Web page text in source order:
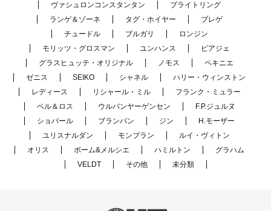
ヴァシュロンコンスタンタン
ブライトリング
ランゲ＆ゾーネ
タグ・ホイヤー
ブレゲ
チュードル
ブルガリ
ロンジン
モリッツ・グロスマン
ユンハンス
ピアジェ
グラスヒュッテ・オリジナル
ノモス
ペキニエ
ゼニス
SEIKO シャネル
ハリー・ウィンストン
レディース
リシャール・ミル
フランク・ミュラー
ベル＆ロス
ウルバンヤーゲンセン
F.P.ジュルヌ
ショパール
ブランパン ジン
H.モーザー
ユリスナルダン
モンブラン
ルイ・ヴィトン
オリス
ボーム&メルシエ ハミルトン
グラハム
VELDT
その他 未分類